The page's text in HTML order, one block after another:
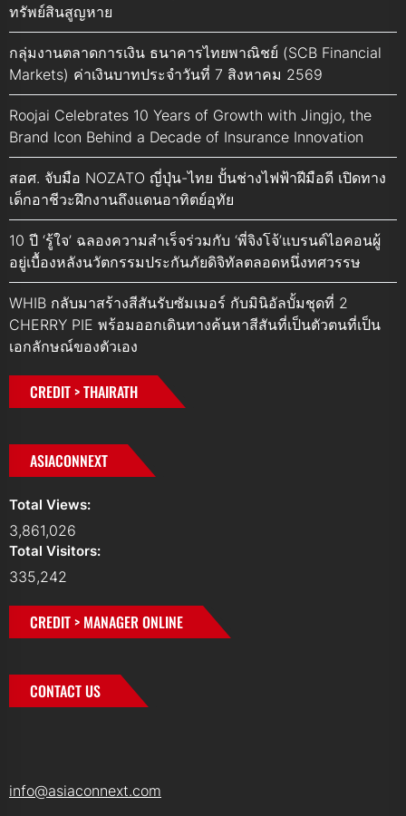
ทรัพย์สินสูญหาย
กลุ่มงานตลาดการเงิน ธนาคารไทยพาณิชย์ (SCB Financial
Markets) ค่าเงินบาทประจำวันที่ 7 สิงหาคม 2569
Roojai Celebrates 10 Years of Growth with Jingjo, the
Brand Icon Behind a Decade of Insurance Innovation
สอศ. จับมือ NOZATO ญี่ปุ่น-ไทย ปั้นช่างไฟฟ้าฝีมือดี เปิดทาง
เด็กอาชีวะฝึกงานถึงแดนอาทิตย์อุทัย
10 ปี ‘รู้ใจ’ ฉลองความสำเร็จร่วมกับ ‘พี่จิงโจ้’แบรนด์ไอคอนผู้
อยู่เบื้องหลังนวัตกรรมประกันภัยดิจิทัลตลอดหนึ่งทศวรรษ
WHIB กลับมาสร้างสีสันรับซัมเมอร์ กับมินิอัลบั้มชุดที่ 2
CHERRY PIE พร้อมออกเดินทางค้นหาสีสันที่เป็นตัวตนที่เป็น
เอกลักษณ์ของตัวเอง
CREDIT > THAIRATH
ASIACONNEXT
Total Views:
3,861,026
Total Visitors:
335,242
CREDIT > MANAGER ONLINE
CONTACT US
info@asiaconnext.com